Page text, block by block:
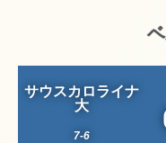
サウスカロライナ
大
7-6